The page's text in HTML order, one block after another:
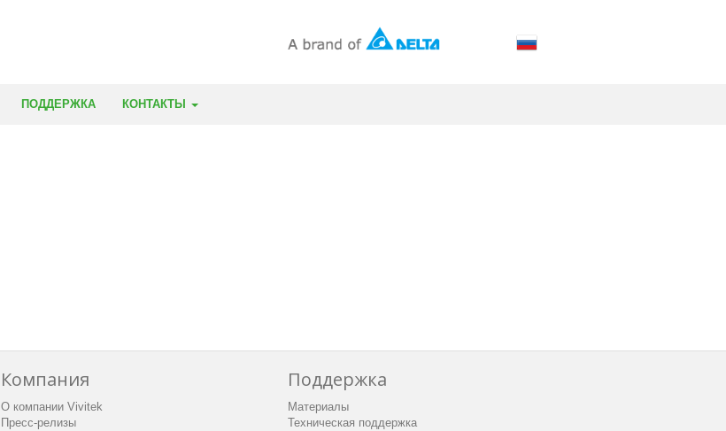
ПОДДЕРЖКА КОНТАКТЫ
Компания
О компании Vivitek
Пресс-релизы
Поддержка
Материалы
Техническая поддержка